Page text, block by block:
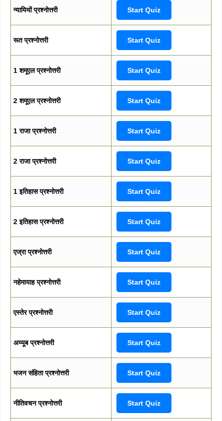
न्यायियों प्रश्नोत्तरी Start Quiz
रूत प्रश्नोत्तरी Start Quiz
1 शमूएल प्रश्नोत्तरी Start Quiz
2 शमूएल प्रश्नोत्तरी Start Quiz
1 राजा प्रश्नोत्तरी Start Quiz
2 राजा प्रश्नोत्तरी Start Quiz
1 इतिहास प्रश्नोत्तरी Start Quiz
2 इतिहास प्रश्नोत्तरी Start Quiz
एज्रा प्रश्नोत्तरी Start Quiz
नहेमायाह प्रश्नोत्तरी Start Quiz
एस्तेर प्रश्नोत्तरी Start Quiz
अय्यूब प्रश्नोत्तरी Start Quiz
भजन संहिता प्रश्नोत्तरी Start Quiz
नीतिवचन प्रश्नोत्तरी Start Quiz